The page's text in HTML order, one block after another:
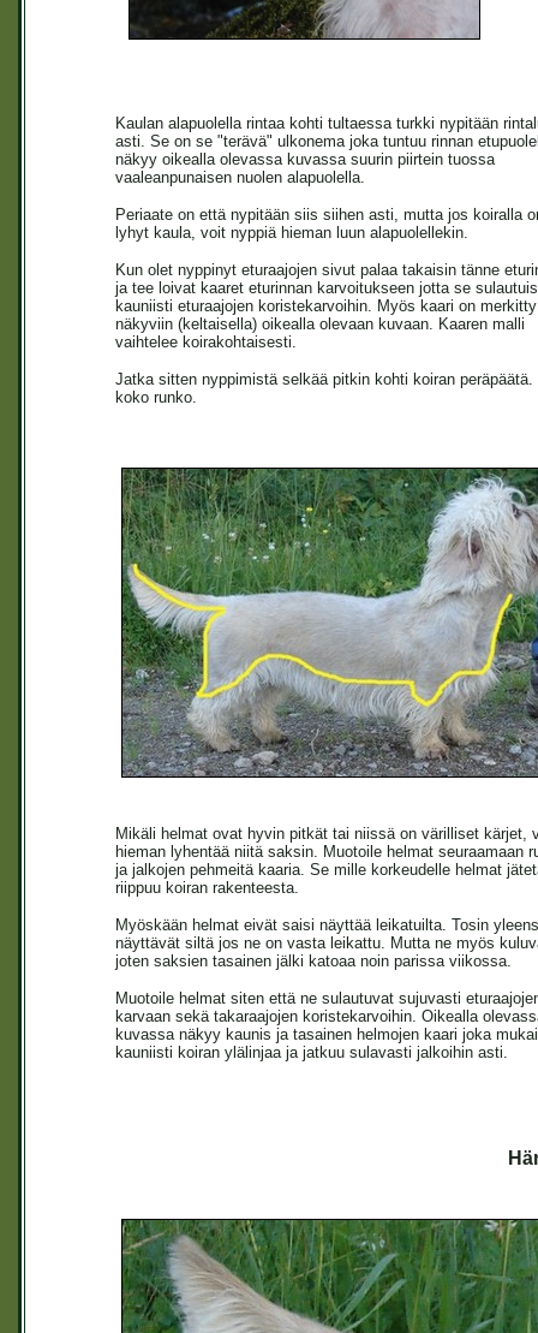
Kaulan alapuolella rintaa kohti tultaessa turkki nypitään
asti. Se on se "terävä" ulkonema joka tuntuu rinnan
näkyy oikealla olevassa kuvassa suurin piirtein tuossa
vaaleanpunaisen nuolen alapuolella.
Periaate on että nypitään siis siihen asti, mutta jos koiralla
lyhyt kaula, voit nyppiä hieman luun alapuolellekin.
Kun olet nyppinyt eturaajojen sivut palaa takaisin tänne
ja tee loivat kaaret eturinnan karvoitukseen jotta se
kauniisti eturaajojen koristekarvoihin. Myös kaari on merkitty
näkyviin (keltaisella) oikealla olevaan kuvaan. Kaaren malli
vaihtelee koirakohtaisesti.
Jatka sitten nyppimistä selkää pitkin kohti koiran peräpäätä.
koko runko.
Mikäli helmat ovat hyvin pitkät tai niissä on värilliset kärjet,
hieman lyhentää niitä saksin. Muotoile helmat seuraamaan
ja jalkojen pehmeitä kaaria. Se mille korkeudelle helmat
riippuu koiran rakenteesta.
Myöskään helmat eivät saisi näyttää leikatuilta. Tosin
näyttävät siltä jos ne on vasta leikattu. Mutta ne myös
joten saksien tasainen jälki katoaa noin parissa viikossa.
Muotoile helmat siten että ne sulautuvat sujuvasti
karvaan sekä takaraajojen koristekarvoihin. Oikealla
kuvassa näkyy kaunis ja tasainen helmojen kaari joka
kauniisti koiran ylälinjaa ja jatkuu sulavasti jalkoihin asti.